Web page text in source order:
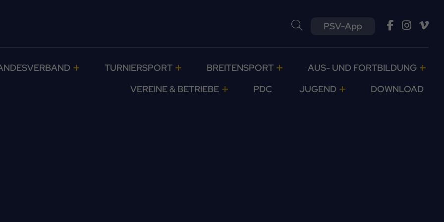
PSV-App
TURNIERSPORT BREITENSPORT
AUS- UND FORTBILDUNG
VEREINE & BETRIEBE
PDC JUGEND DOWNLOAD